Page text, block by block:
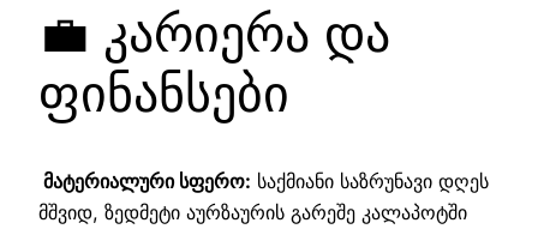
💼 კარიერა და
ფინანსები
მატერიალური სფერო: საქმიანი საზრუნავი დღეს
მშვიდ, ზედმეტი აურზაურის გარეშე კალაპოტში